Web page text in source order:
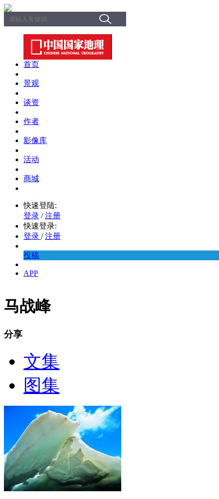
首页
景观
谈资
作者
影像库
活动
商城
快速登陆:
登录 / 注册
快速登录:
登录 / 注册
投稿
APP
马战峰
分享
文集
图集